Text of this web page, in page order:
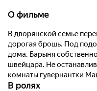
О фильме
В дворянской семье
дорогая брошь. Под
дома. Барыня
швейцара. Не
комнаты гувернантки
решает покинуть место...
В ролях